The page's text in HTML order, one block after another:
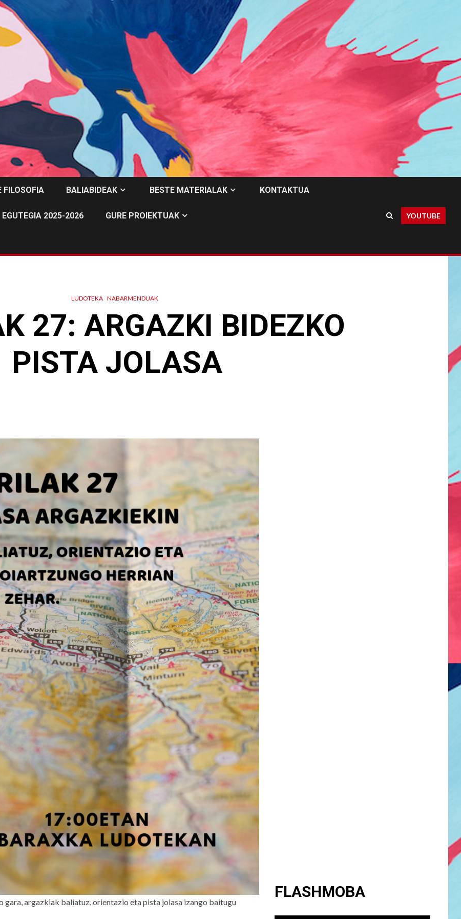
FILOSOFIA BALIABIDEAK BESTE MATERIALAK KONTAKTUA
EGUTEGIA 2025-2026 GURE PROIEKTUAK YOUTUBE
LUDOTEKA NABARMENDUAK
27: ARGAZKI BIDEZKO
PISTA JOLASA
argazkiak baliatuz, orientazio eta pista jolasa izango baitugu
FLASHMOBA